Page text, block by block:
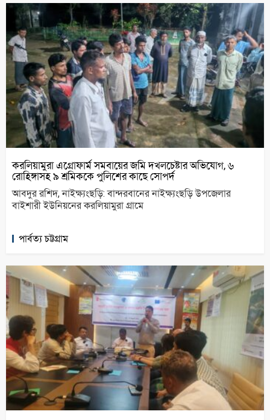
করলিয়ামুরা এগ্রোফার্ম সমবায়ের জমি দখলচেষ্টার অভিযোগ, ৬
রোহিঙ্গাসহ ৯ শ্রমিককে পুলিশের কাছে সোপর্দ
আবদুর রশিদ, নাইক্ষ্যংছড়ি: বান্দরবানের নাইক্ষ্যংছড়ি উপজেলার
বাইশারী ইউনিয়নের করলিয়ামুরা গ্রামে
পার্বত্য চট্টগ্রাম